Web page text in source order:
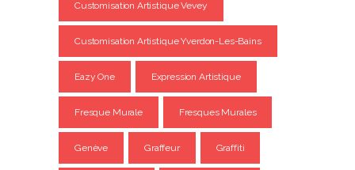
Customisation Artistique Vevey
Customisation Artistique Yverdon-Les-Bains
Eazy One Expression Artistique
Fresque Murale Fresques Murales
Genève Graffeur Graffiti